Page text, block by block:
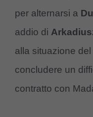
per alternarsi a
addio di
alla situazione
concludere un
contratto con